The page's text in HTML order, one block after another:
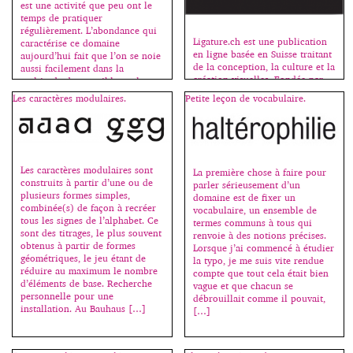
année, assez peu sont
importants. Et c’est sur ceux-là
que […]
est une activité que peu ont le
temps de pratiquer
régulièrement. L’abondance qui
caractérise ce domaine
aujourd’hui fait que l’on se noie
aussi facilement dans la
multitude des possibles et les
méandres du net. Kevin Ho a
donc imaginé un algorithme
triant les caractères par
ressemblance formelle à partir
du mot “handgloves” souvent
Ligature.ch est une publication
en ligne basée en Suisse traitant
de la conception, la culture et la
création visuelles. Fondée par
Dennis Moya en 2011,
Ligature.ch est maintenant dirigé
par le studio Bähler
Moya (designers duo Dennis
Moya et Tiffany Bähler). Le site
rubriques : interviews, design,
design graphique, design
industriel, photographie, illustra
tion et création de caractères.
Chaque projet est accompagné
d’une […]
Les caractères modulaires.
Les caractères modulaires sont
construits à partir d’une ou de
plusieurs formes simples,
combinée(s) de façon à recréer
tous les signes de l’alphabet. Ce
sont des titrages, le plus souvent
obtenus à partir de formes
géométriques, le jeu étant de
réduire au maximum le nombre
d’éléments de base. Recherche
personnelle pour une
installation. Au Bauhaus […]
Petite leçon de vocabulaire.
La première chose à faire pour
parler sérieusement d’un
domaine est de fixer un
vocabulaire, un ensemble de
termes communs à tous qui
renvoie à des notions précises.
Lorsque j’ai commencé à étudier
la typo, je me suis vite rendue
compte que tout cela était bien
vague et que chacun se
débrouillait comme il pouvait,
[…]